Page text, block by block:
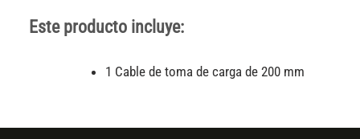
Este producto incluye:
1 Cable de toma de carga de 200 mm